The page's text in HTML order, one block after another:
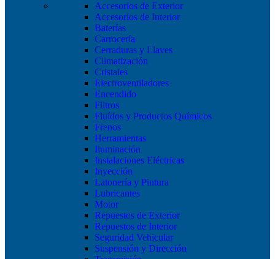
Accesorios de Exterior
Accesorios de Interior
Baterías
Carrocería
Cerraduras y Llaves
Climatización
Cristales
Electroventiladores
Encendido
Filtros
Fluídos y Productos Químicos
Frenos
Herramientas
Iluminación
Instalaciones Eléctricas
Inyección
Latonería y Pintura
Lubricantes
Motor
Repuestos de Exterior
Repuestos de Interior
Seguridad Vehicular
Suspensión y Dirección